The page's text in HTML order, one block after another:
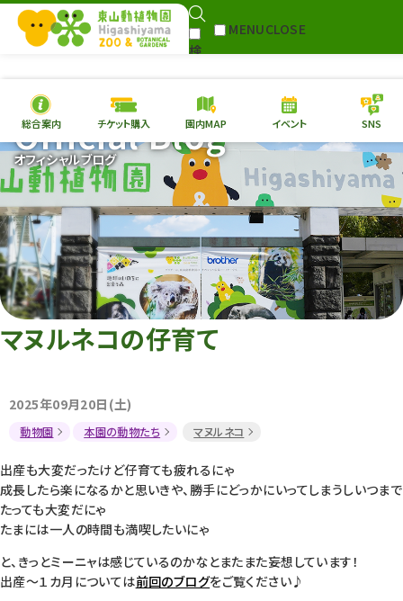
検
MENUCLOSE
本日の開園情報 チケ
園内MAP イベント
総合案内
動物園 植物園
再生プラン
東山動植物園
への支援
総合案内 チケット購入 園内MAP イベント SNS
オフィシャルブログ
Official Blog
マヌルネコの仔育て
2025年09月20日(土)
動物園 本園の動物たち マヌルネコ
出産も大変だったけど仔育ても疲れるにゃ
成長したら楽になるかと思いきや、勝手にどっかにいってしまうしいつまで
たっても大変だにゃ
たまには一人の時間も満喫したいにゃ
と、きっとミーニャは感じているのかなとまたまた妄想しています！
出産～１カ月については前回のブログをご覧ください♪